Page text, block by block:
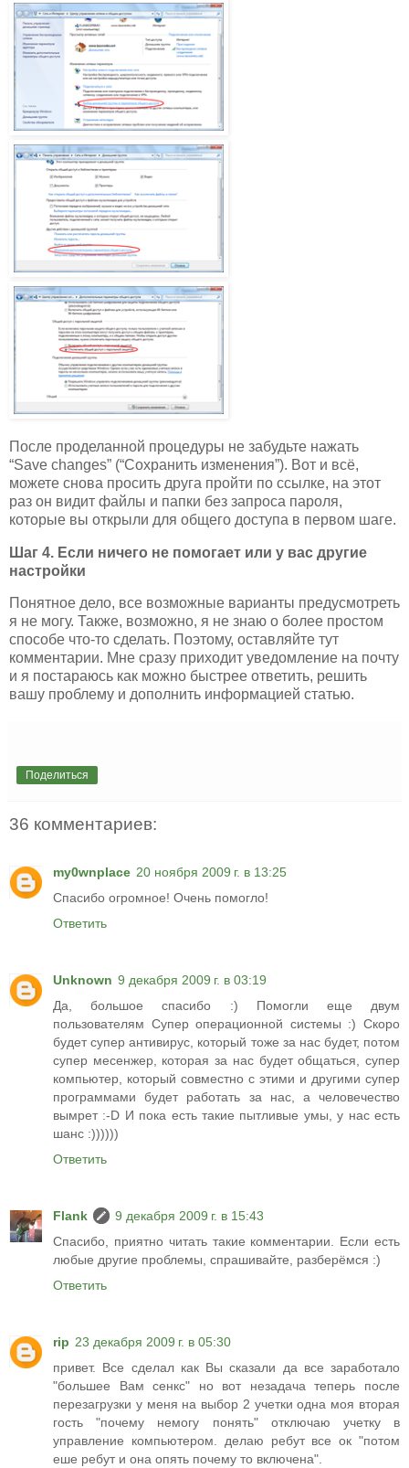
После проделанной процедуры не забудьте нажать
“Save changes” (“Сохранить изменения”). Вот и всё,
можете снова просить друга пройти по ссылке, на этот
раз он видит файлы и папки без запроса пароля,
которые вы открыли для общего доступа в первом шаге.
Шаг 4. Если ничего не помогает или у вас другие
настройки
Понятное дело, все возможные варианты предусмотреть
я не могу. Также, возможно, я не знаю о более простом
способе что-то сделать. Поэтому, оставляйте тут
комментарии. Мне сразу приходит уведомление на почту
и я постараюсь как можно быстрее ответить, решить
вашу проблему и дополнить информацией статью.
Поделиться
36 комментариев:
my0wnplace 20 ноября 2009 г. в 13:25
Спасибо огромное! Очень помогло!
Ответить
Unknown 9 декабря 2009 г. в 03:19
Да, большое спасибо :) Помогли еще двум
пользователям Супер операционной системы :) Скоро
будет супер антивирус, который тоже за нас будет, потом
супер месенжер, которая за нас будет общаться, супер
компьютер, который совместно с этими и другими супер
программами будет работать за нас, а человечество
вымрет :-D И пока есть такие пытливые умы, у нас есть
шанс :))))))
Ответить
Flank
9 декабря 2009 г. в 15:43
Спасибо, приятно читать такие комментарии. Если есть
любые другие проблемы, спрашивайте, разберёмся :)
Ответить
rip 23 декабря 2009 г. в 05:30
привет. Все сделал как Вы сказали да все заработало
"большее Вам сенкс" но вот незадача теперь после
перезагрузки у меня на выбор 2 учетки одна моя вторая
гость "почему немогу понять" отключаю учетку в
управление компьютером. делаю ребут все ок "потом
еше ребут и она опять почему то включена".